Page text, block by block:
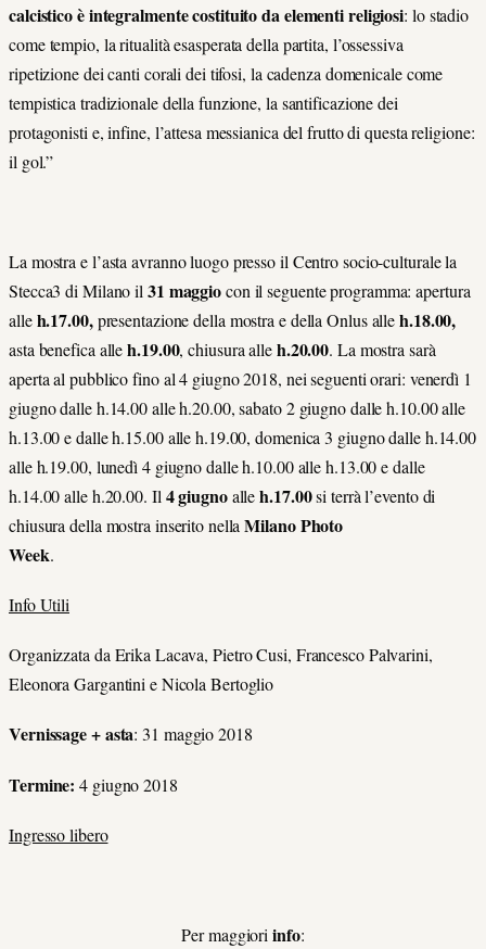
calcistico è integralmente costituito da elementi religiosi: lo stadio
come tempio, la ritualità esasperata della partita, l’ossessiva
ripetizione dei canti corali dei tifosi, la cadenza domenicale come
tempistica tradizionale della funzione, la santificazione dei
protagonisti e, infine, l’attesa messianica del frutto di questa religione:
il gol.”
La mostra e l’asta avranno luogo presso il Centro socio-culturale la
Stecca3 di Milano il 31 maggiocon il seguente programma: apertura
alleh.17.00,presentazione della mostra e della Onlus alleh.18.00,
asta benefica alleh.19.00, chiusura alleh.20.00. La mostra sarà
aperta al pubblico fino al 4 giugno 2018, nei seguenti orari: venerdì 1
giugno dalle h.14.00 alle h.20.00, sabato 2 giugno dalle h.10.00 alle
h.13.00 e dalle h.15.00 alle h.19.00, domenica 3 giugno dalle h.14.00
alle h.19.00, lunedì 4 giugno dalle h.10.00 alle h.13.00 e dalle
h.14.00 alle h.20.00. Il 4 giugnoalleh.17.00si terrà l’evento di
chiusura della mostra inserito nellaMilano Photo
Week.
Info Utili
Organizzata da Erika Lacava, Pietro Cusi, Francesco Palvarini,
Eleonora Gargantini e Nicola Bertoglio
Vernissage + asta: 31 maggio 2018
Termine:4 giugno 2018
Ingresso libero
Per maggioriinfo: